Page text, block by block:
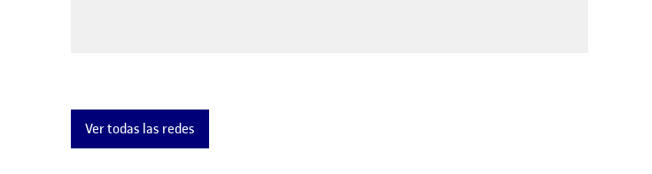
Ver todas las redes